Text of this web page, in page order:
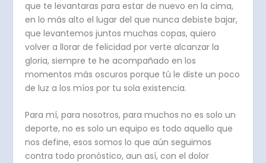
que te levantaras para estar de nuevo en la cima,
en lo más alto el lugar del que nunca debiste bajar,
que levantemos juntos muchas copas, quiero
volver a llorar de felicidad por verte alcanzar la
gloria, siempre te he acompañado en los
momentos más oscuros porque tú le diste un poco
de luz a los míos por tu sola existencia.
Para mí, para nosotros, para muchos no es solo un
deporte, no es solo un equipo es todo aquello que
nos define, esos somos lo que aún seguimos
contra todo pronóstico, aun así, con el dolor